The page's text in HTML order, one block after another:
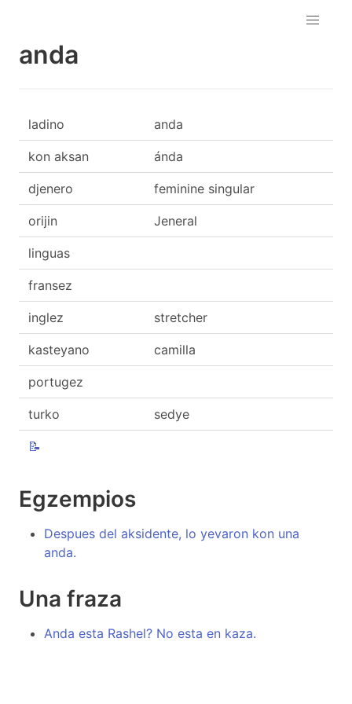
anda
ladino anda
kon aksan ánda
djenero feminine singular
orijin Jeneral
linguas
fransez
inglez stretcher
kasteyano camilla
portugez
turko sedye
📝
Egzempios
Despues del aksidente, lo yevaron kon una
anda.
Una fraza
Anda esta Rashel? No esta en kaza.